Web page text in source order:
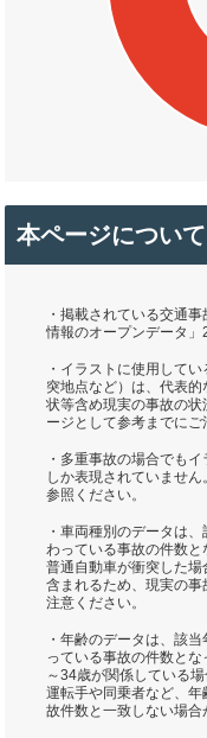
本ページについて
・掲載されている交通
情報のオープンデータ」
・イラストに使用して
突地点など）は、代表
状等含め現実の事故の
ージとして参考までにご
・多重事故の場合でも
しか表現されていませ
参照ください。
・車両種別のデータは
わっている事故の件数
普通自動車が衝突した
含まれるため、現実の
注意ください。
・年齢のデータは、該
っている事故の件数と
～34歳が関係している
運転手や同乗者など、
故件数と一致しない場合